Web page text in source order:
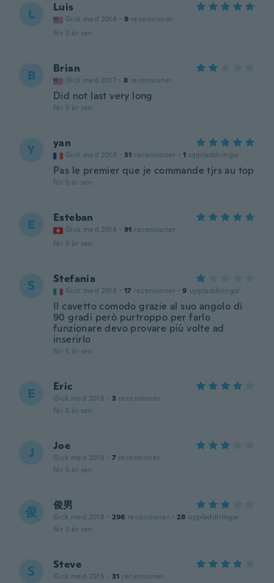
L Luis
Gick med 2014 · 9 recensioner
för 5 år sen
B Brian
Gick med 2017 · 8 recensioner
Did not last very long
för 5 år sen
Y yan
Gick med 2016 · 31 recensioner · 1 uppladdningar
Pas le premier que je commande tjrs au top
för 5 år sen
E Esteban
Gick med 2014 · 91 recensioner
för 5 år sen
S Stefania
Gick med 2018 · 17 recensioner · 9 uppladdningar
Il cavetto comodo grazie al suo angolo di
90 gradi però purtroppo per farlo
funzionare devo provare più volte ad
inserirlo
för 5 år sen
E Eric
Gick med 2018 · 3 recensioner
för 5 år sen
J Joe
Gick med 2018 · 7 recensioner
för 5 år sen
俊 俊男
Gick med 2018 · 296 recensioner · 28 uppladdningar
för 5 år sen
S Steve
Gick med 2015 · 31 recensioner